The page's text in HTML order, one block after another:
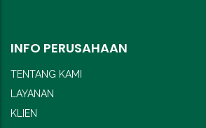
INFO PERUSAHAAN
TENTANG KAMI
LAYANAN
KLIEN